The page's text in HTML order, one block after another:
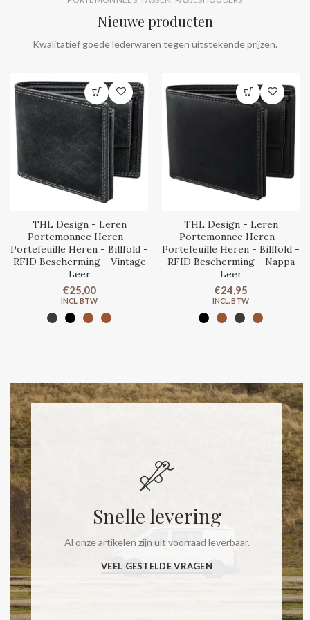
Nieuwe producten
Kwalitatief goede lederwaren tegen uitstekende prijzen.
THL Design - Leren
Portemonnee Heren -
Portefeuille Heren - Billfold -
RFID Bescherming - Vintage
Leer
€25,00
THL Design - Leren
Portemonnee Heren -
Portefeuille Heren - Billfold -
RFID Bescherming - Nappa
Leer
€24,95
Snelle levering
Al onze artikelen zijn uit voorraad leverbaar.
VEEL GESTELDE VRAGEN